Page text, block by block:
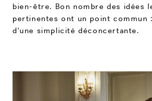
bien-être. Bon nombre des idées
pertinentes ont un point commun
d'une simplicité déconcertante.